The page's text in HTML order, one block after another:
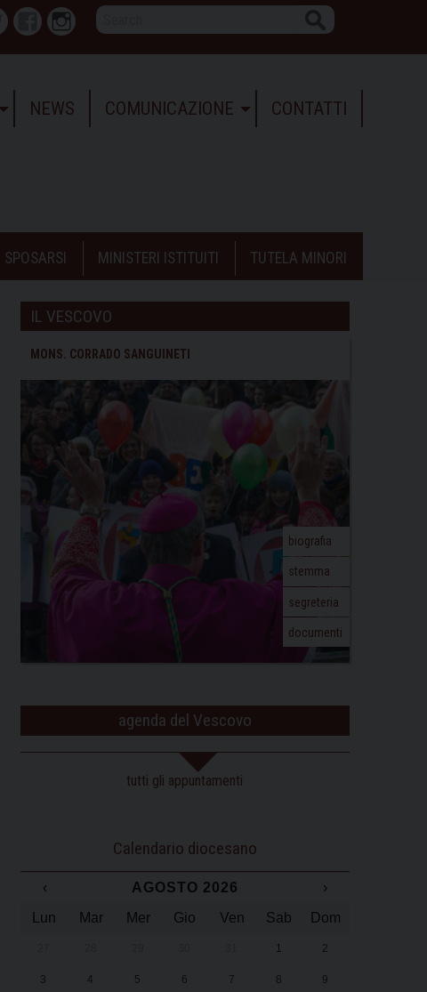
Twitter FacebookInstagram
NEWS COMUNICAZIONE CONTATTI
SPOSARSI MINISTERI ISTITUITI TUTELA MINORI
IL VESCOVO
MONS. CORRADO SANGUINETI
biografia
stemma
segreteria
documenti
agenda del Vescovo
tutti gli appuntamenti
Calendario diocesano
‹ AGOSTO 2026
›
Lun
Mar Mer Gio Ven Sab Dom
1 2
3 4 5 6 7 8 9